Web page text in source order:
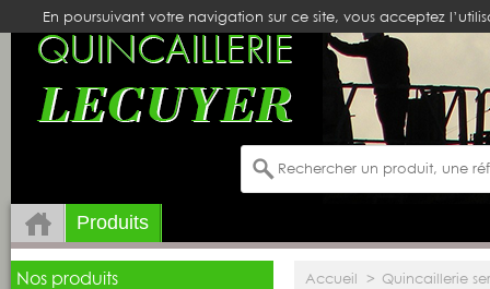
En poursuivant votre navigation sur ce site, vous acceptez
Produits
Accueil > Quincaillerie
Nos produits